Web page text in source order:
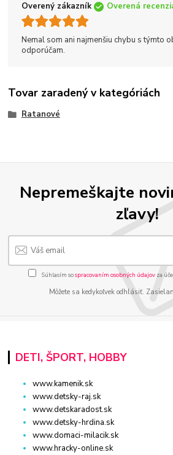
Overený zákazník Overená
Nemal som ani najmenšiu chybu s týmto
odporúčam.
Tovar zaradený v kategóriách
Ratanové
Nepremeškajte
zľavy!
Súhlasím sospracovaním osobných údajov za
Môžete sa kedykoľvek odhlásiť.
DETI, ŠPORT, HOBBY
www.kamenik.sk
www.detsky-raj.sk
www.detskaradost.sk
www.detsky-hrdina.sk
www.domaci-milacik.sk
www.hracky-online.sk